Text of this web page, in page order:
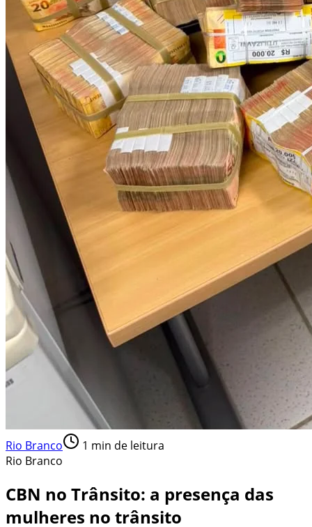
Rio Branco 1 min de leitura
Rio Branco
CBN no Trânsito: a presença das
mulheres no trânsito